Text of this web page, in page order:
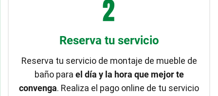
Reserva tu servicio
Reserva tu servicio de montaje de mueble de
baño para el día y la hora que mejor te
convenga. Realiza el pago online de tu servicio